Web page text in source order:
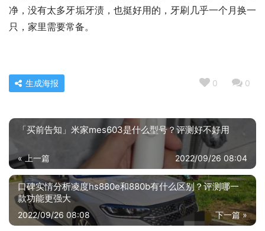
净，没有太多牙垢牙渍，也挺好用的，牙刷几乎一个月换一
只，家里需要常备。
0 0
生成海报
「买前告知」米家mes603是什么型号？评测好不好用
« 上一篇 2022/09/26 08:04
口碑实情分析凌度hs880e和880b有什么区别？评测哪一
款功能更强大
下一篇 »
2022/09/26 08:08